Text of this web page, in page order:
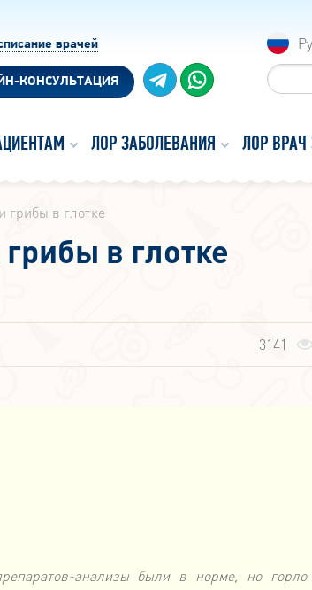
врачей
КОНСУЛЬТАЦИЯ
ЛОР ЗАБОЛЕВАНИЯ ЛОР ВРАЧ
грибы в глотке
в глотке
3141
анализы были в норме, но